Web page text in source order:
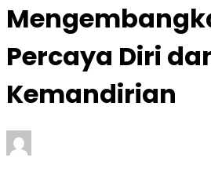
Percaya Diri
Kemandirian